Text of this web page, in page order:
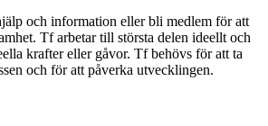
och information eller bli medlem för att
Tf arbetar till största delen ideellt och
krafter eller gåvor. Tf behövs för att ta
och för att påverka utvecklingen.